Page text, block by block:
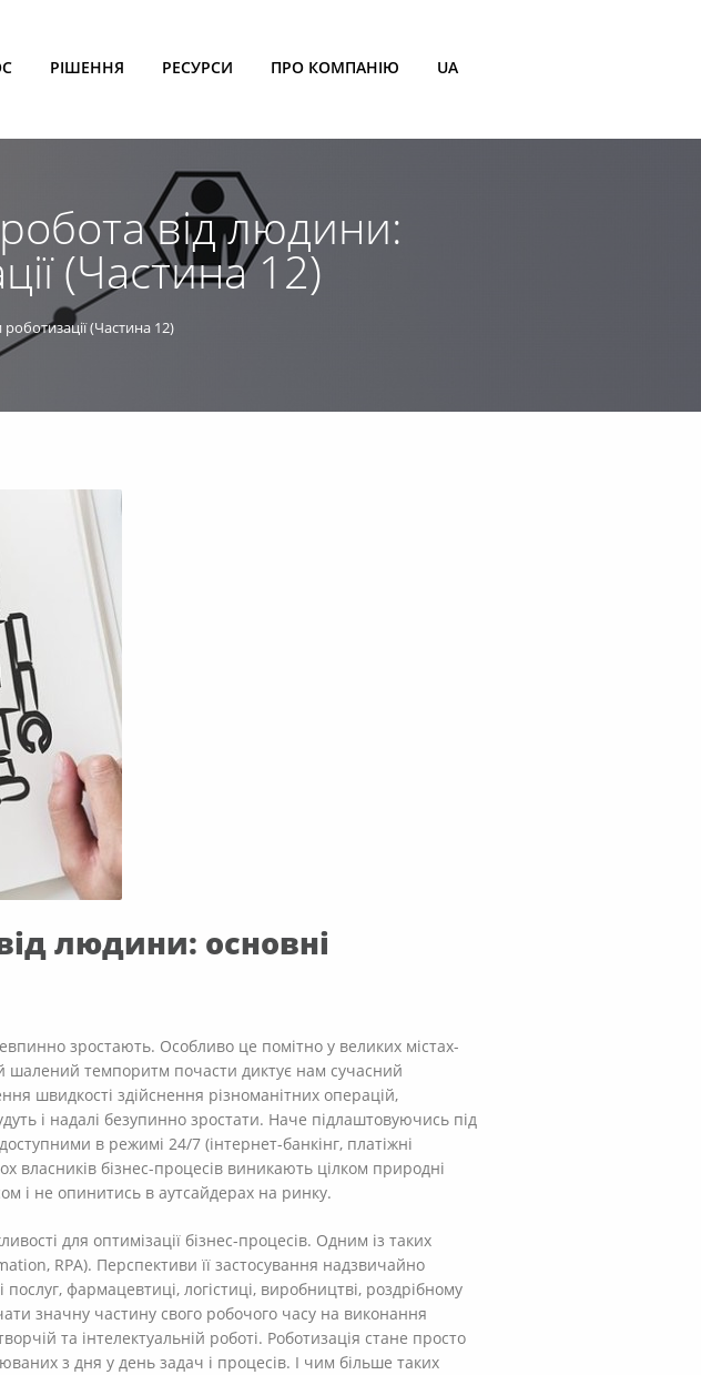
РІШЕННЯ РЕСУРСИ ПРО КОМПАНІЮ UA
від людини:
(Частина 12)
(Частина 12)
людини: основні
зростають. Особливо це помітно у великих містах-
шалений темпоритм почасти диктує нам сучасний
швидкості здійснення різноманітних операцій,
і надалі безупинно зростати. Наче підлаштовуючись під
в режимі 24/7 (інтернет-банкінг, платіжні
власників бізнес-процесів виникають цілком природні
і не опинитись в аутсайдерах на ринку.
для оптимізації бізнес-процесів. Одним із таких
RPA). Перспективи її застосування надзвичайно
послуг, фармацевтиці, логістиці, виробництві, роздрібному
значну частину свого робочого часу на виконання
та інтелектуальній роботі. Роботизація стане просто
з дня у день задач і процесів. І чим більше таких